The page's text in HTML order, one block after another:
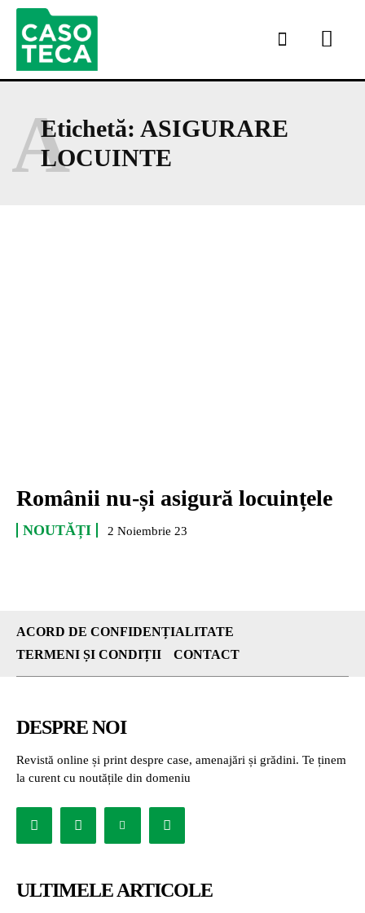
Etichetă: ASIGURARE
LOCUINTE
A
Românii nu-și asigură locuințele
NOUTĂȚI 2 Noiembrie 23
ACORD DE CONFIDENȚIALITATE
TERMENI ȘI CONDIȚII
CONTACT
DESPRE NOI
Revistă online și print despre case, amenajări și grădini. Te ținem
la curent cu noutățile din domeniu
ULTIMELE ARTICOLE